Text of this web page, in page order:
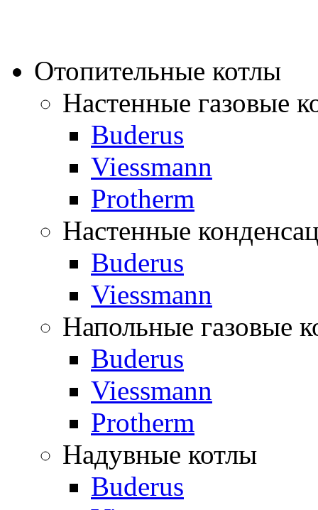
Отопительные котлы
Настенные газовые
Buderus
Viessmann
Protherm
Настенные
Buderus
Viessmann
Напольные газовые
Buderus
Viessmann
Protherm
Надувные котлы
Buderus